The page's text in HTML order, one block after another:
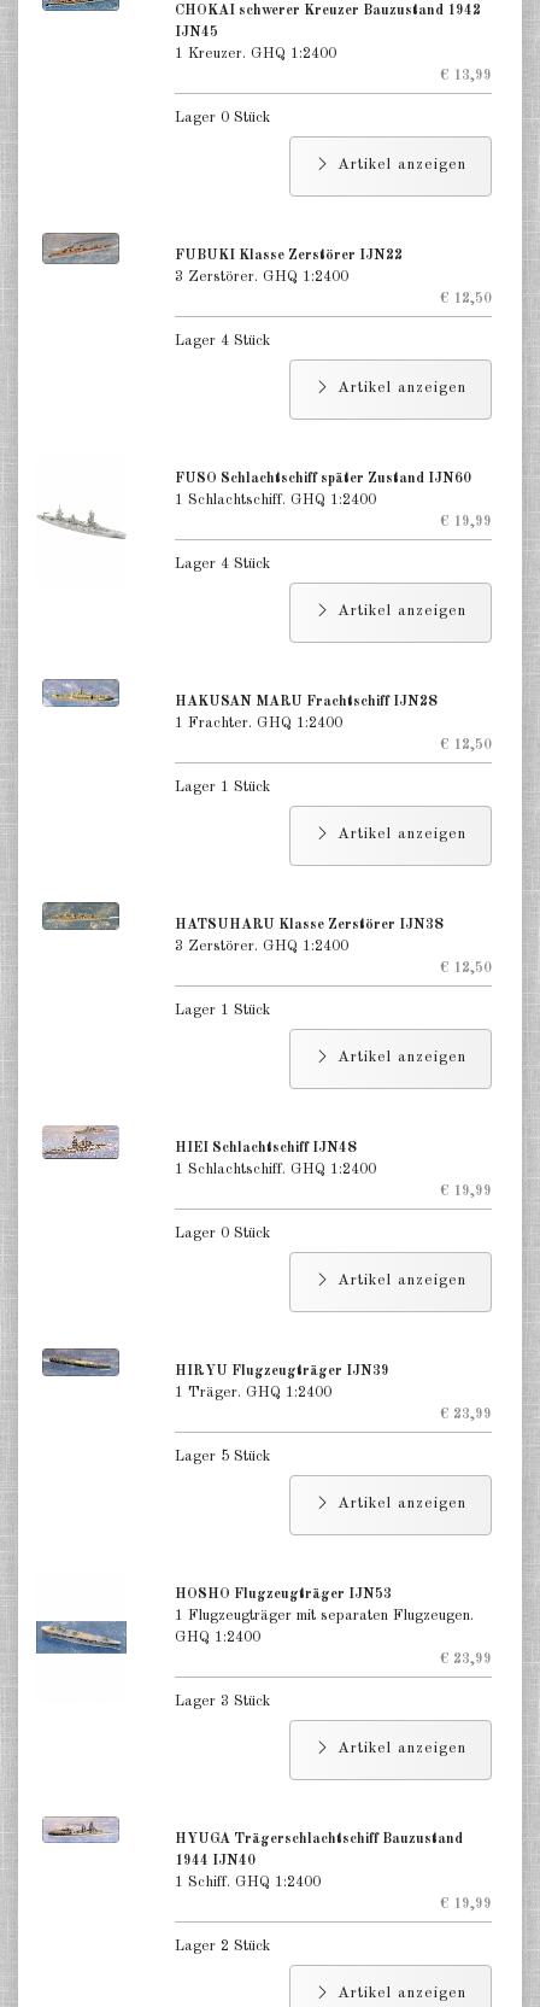
CHOKAI schwerer Kreuzer Bauzustand 1942
IJN45
1 Kreuzer. GHQ 1:2400
€ 13,99
Lager 0 Stück
Artikel anzeigen
FUBUKI Klasse Zerstörer IJN22
3 Zerstörer. GHQ 1:2400
€ 12,50
Lager 4 Stück
Artikel anzeigen
FUSO Schlachtschiff später Zustand IJN60
1 Schlachtschiff. GHQ 1:2400
€ 19,99
Lager 4 Stück
Artikel anzeigen
HAKUSAN MARU Frachtschiff IJN28
1 Frachter. GHQ 1:2400
€ 12,50
Lager 1 Stück
Artikel anzeigen
HATSUHARU Klasse Zerstörer IJN38
3 Zerstörer. GHQ 1:2400
€ 12,50
Lager 1 Stück
Artikel anzeigen
HIEI Schlachtschiff IJN48
1 Schlachtschiff. GHQ 1:2400
€ 19,99
Lager 0 Stück
Artikel anzeigen
HIRYU Flugzeugträger IJN39
1 Träger. GHQ 1:2400
€ 23,99
Lager 5 Stück
Artikel anzeigen
HOSHO Flugzeugträger IJN53
1 Flugzeugträger mit separaten Flugzeugen.
GHQ 1:2400
€ 23,99
Lager 3 Stück
Artikel anzeigen
HYUGA Trägerschlachtschiff Bauzustand
1944 IJN40
1 Schiff. GHQ 1:2400
€ 19,99
Lager 2 Stück
Artikel anzeigen